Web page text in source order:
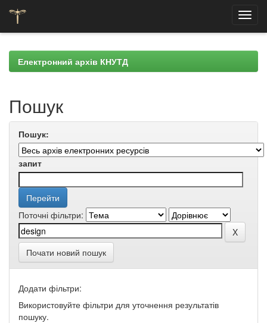
navigationЕлектронний архів КНУТД
Пошук
Пошук:
запит
Поточні фільтри:
Почати новий пошук
Додати фільтри:
Використовуйте фільтри для уточнення результатів
пошуку.